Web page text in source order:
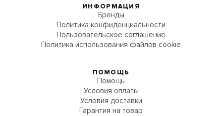
ИНФОРМАЦИЯ
Бренды
Политика конфиденциальности
Пользовательское соглашение
Политика использования файлов cookie
ПОМОЩЬ
Помощь
Условия оплаты
Условия доставки
Гарантия на товар